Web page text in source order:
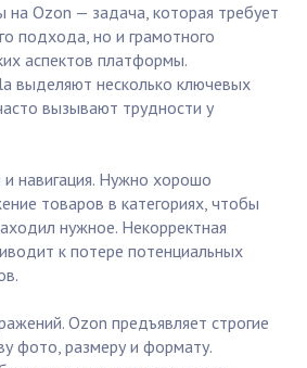
Ozon — задача, которая требует
подхода, но и грамотного
аспектов платформы.
выделяют несколько ключевых
вызывают трудности у
и навигация. Нужно хорошо
товаров в категориях, чтобы
нужное. Некорректная
к потере потенциальных
Ozon предъявляет строгие
фото, размеру и формату.